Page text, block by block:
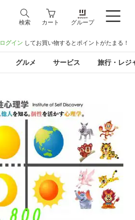
検索 カート グループ
ログイン してお買い物するとポイントがたまる！
グルメ サービス 旅行・レジ